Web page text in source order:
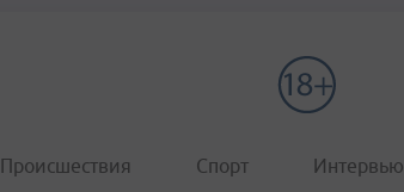
Происшествия Спорт Интервью